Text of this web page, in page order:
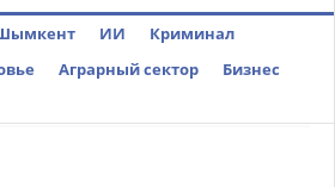
ИИ
Криминал
Аграрный сектор
Бизнес